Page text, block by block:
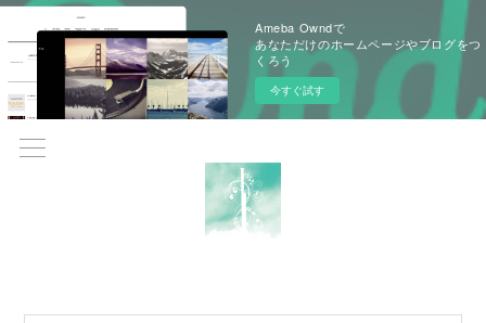
Ameba Owndで
あなただけのホームページやブログをつ
くろう
今すぐ試す